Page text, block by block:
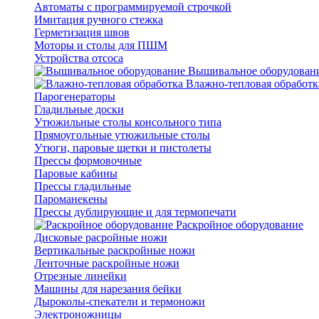
Автоматы с программируемой строчкой
Имитация ручного стежка
Герметизация швов
Моторы и столы для ПШМ
Устройства отсоса
Вышивальное
Влажно-тепловая
Парогенераторы
Гладильные доски
Утюжильные столы консольного типа
Прямоугольные утюжильные столы
Утюги, паровые щетки и пистолеты
Прессы формовочные
Паровые кабины
Прессы гладильные
Пароманекены
Прессы дублирующие и для термопечати
Раскройное оборудование
Дисковые расройные ножи
Вертикальные раскройные ножи
Ленточные раскройные ножи
Отрезные линейки
Машины для нарезания бейки
Дыроколы-спекатели и термоножи
Электроножницы